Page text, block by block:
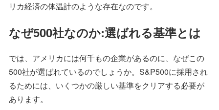
リカ経済の体温計のような存在なのです。
なぜ500社なのか:選ばれる基準とは
では、アメリカには何千もの企業があるのに、なぜこの
500社が選ばれているのでしょうか。S&P500に採用され
るためには、いくつかの厳しい基準をクリアする必要が
あります。